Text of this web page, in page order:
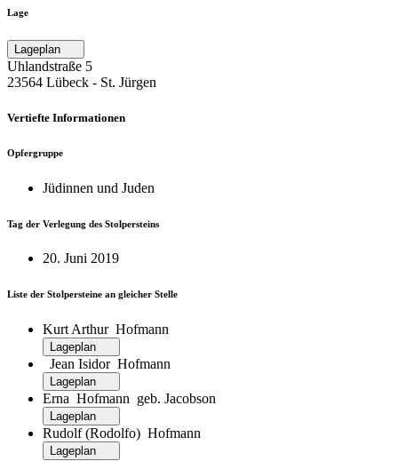
Lage
Uhlandstraße 5
23564 Lübeck ‐ St. Jürgen
Vertiefte Informationen
Opfergruppe
Jüdinnen und Juden
Tag der Verlegung des Stolpersteins
20. Juni 2019
Liste der Stolpersteine an gleicher Stelle
Kurt Arthur Hofmann
Jean Isidor Hofmann
Erna Hofmann geb. Jacobson
Rudolf (Rodolfo) Hofmann